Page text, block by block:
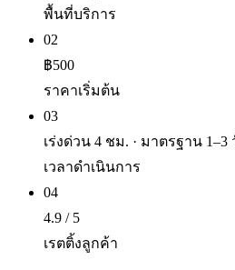
พื้นที่บริการ
02
฿500
ราคาเริ่มต้น
03
เร่งด่วน 4 ชม. · มาตรฐาน 1–3
เวลาดำเนินการ
04
4.9 / 5
เรตติ้งลูกค้า